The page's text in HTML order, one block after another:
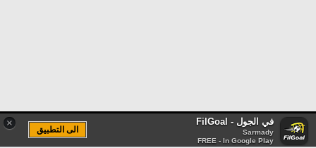
× في الجول - FilGoal
Sarmady
FREE - In Google Play
الى التطبيق